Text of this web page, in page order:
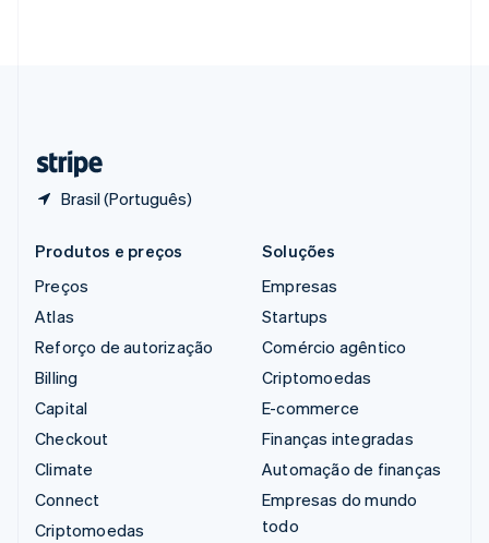
Brasil (Português)
Produtos e preços
Preços
Atlas
Reforço de autorização
Billing
Capital
Checkout
Climate
Connect
Criptomoedas
Soluções
Empresas
Startups
Comércio agêntico
Criptomoedas
E-commerce
Finanças integradas
Automação de finanças
Empresas do mundo
todo